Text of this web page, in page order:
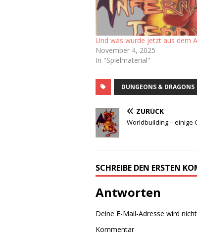
Und was wurde jetzt aus dem
November 4, 2025
In "Spielmaterial"
DUNGEONS & DRAGONS
ZURÜCK
Worldbuilding – einige
SCHREIBE DEN ERSTEN
Antworten
Deine E-Mail-Adresse wird
Kommentar